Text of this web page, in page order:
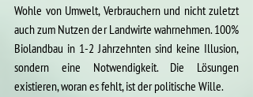
Wohle von Umwelt, Verbrauchern und nicht zuletzt
auch zum Nutzen der Landwirte wahrnehmen. 100%
Biolandbau in 1-2 Jahrzehnten sind keine Illusion,
sondern eine Notwendigkeit. Die Lösungen
existieren, woran es fehlt, ist der politische Wille.